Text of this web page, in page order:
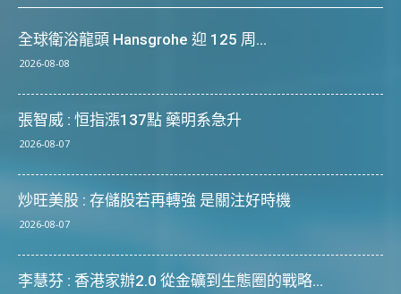
全球衛浴龍頭 Hansgrohe 迎 125 周...
2026-08-08
張智威 : 恒指漲137點 藥明系急升
2026-08-07
炒旺美股 : 存儲股若再轉強 是關注好時機
2026-08-07
李慧芬 : 香港家辦2.0 從金礦到生態圈的戰略...